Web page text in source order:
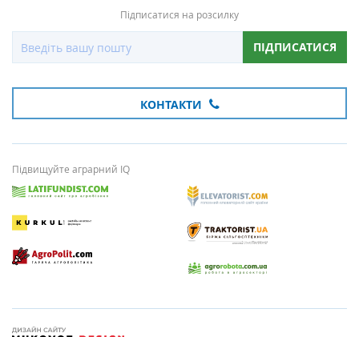
Підписатися на розсилку
ПІДПИСАТИСЯ
КОНТАКТИ
Підвищуйте аграрний IQ